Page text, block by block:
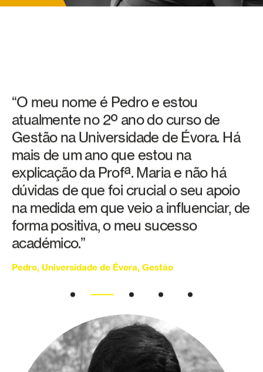
“O meu nome é Pedro e estou
atualmente no 2º ano do curso de
Gestão na Universidade de Évora. Há
mais de um ano que estou na
explicação da Profª. Maria e não há
dúvidas de que foi crucial o seu apoio
na medida em que veio a influenciar, de
forma positiva, o meu sucesso
académico.”
Pedro, Universidade de Évora, Gestão